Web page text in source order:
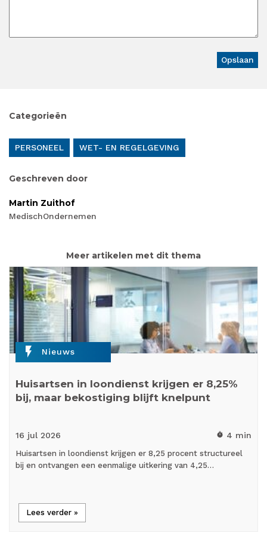
Categorieën
PERSONEEL WET- EN REGELGEVING
Geschreven door
Martin Zuithof
MedischOndernemen
Meer artikelen met dit thema
flash_on Nieuws
Huisartsen in loondienst krijgen er 8,25%
bij, maar bekostiging blijft knelpunt
16 jul 2026 timer 4 min
Huisartsen in loondienst krijgen er 8,25 procent structureel
bij en ontvangen een eenmalige uitkering van 4,25…
Lees verder »